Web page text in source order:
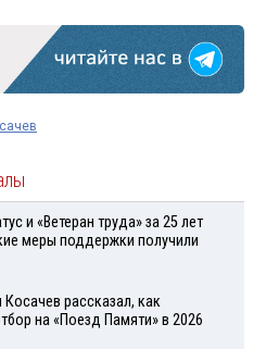
и «Ветеран труда» за 25 лет
меры поддержки получили
Косачев рассказал, как
на «Поезд Памяти» в 2026